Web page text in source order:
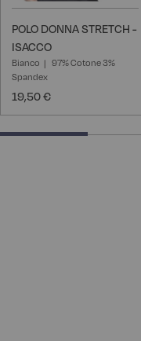
POLO DONNA STRETCH -
ISACCO
Bianco
97% Cotone 3%
Spandex
19,50 €
25% completed